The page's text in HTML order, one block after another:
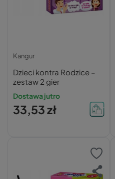
Kangur
Dzieci kontra Rodzice –
zestaw 2 gier
Dostawa jutro
33,53 zł